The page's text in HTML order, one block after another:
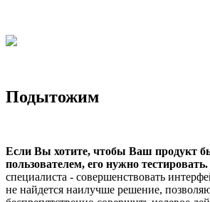
Подытожим
Если Вы хотите, чтобы Ваш продукт
пользователем, его нужно тестировать.
специалиста - совершенствовать
не найдется наилучше решение,